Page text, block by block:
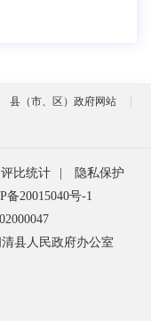
县（市、区）政府网站
评比统计
隐私保护
备20015040号-1
清县人民政府办公室